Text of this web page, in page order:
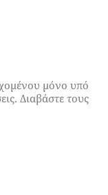
μόνο υπό
Διαβάστε τους